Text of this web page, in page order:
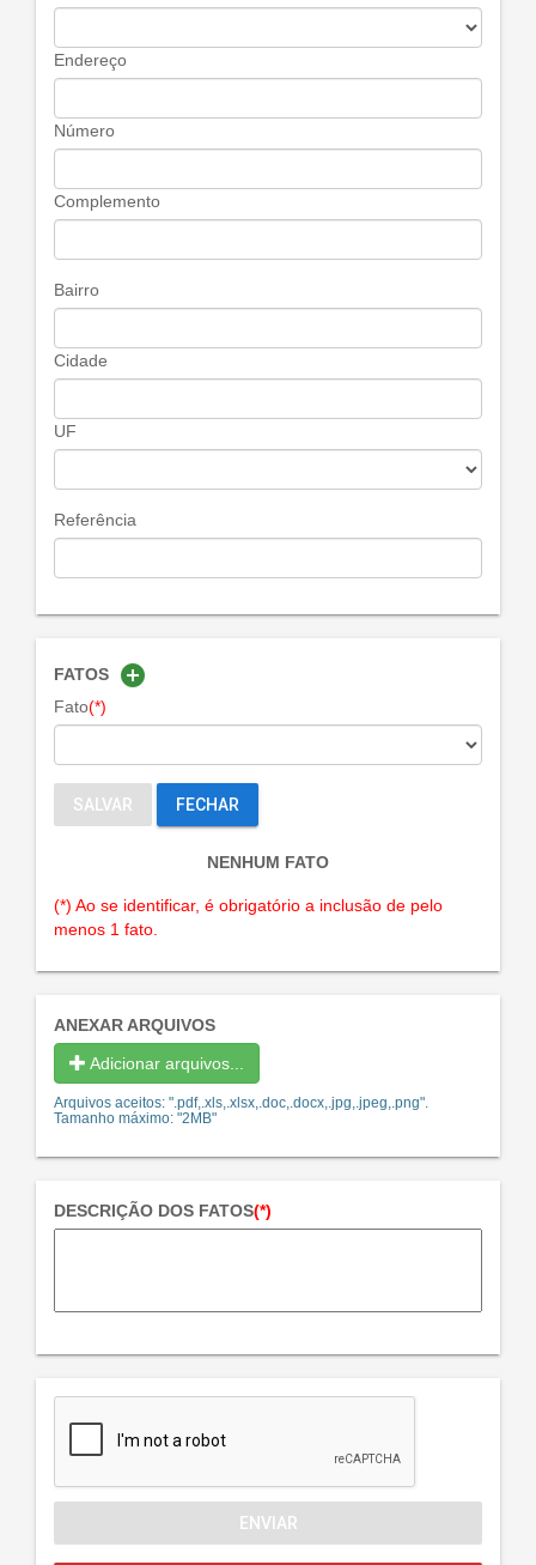
Endereço
Número
Complemento
Bairro
Cidade
UF
Referência
FATOS add_circle
Fato(*)
SALVAR FECHAR
NENHUM FATO
(*) Ao se identificar, é obrigatório a inclusão de pelo
menos 1 fato.
ANEXAR ARQUIVOS
Adicionar arquivos...
Arquivos aceitos: ".pdf,.xls,.xlsx,.doc,.docx,.jpg,.jpeg,.png".
Tamanho máximo: "2MB"
DESCRIÇÃO DOS FATOS(*)
ENVIAR